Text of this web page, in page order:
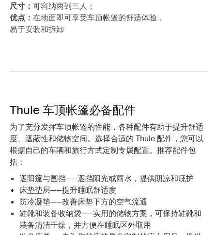
尺寸： 可容纳两到三人；
优点： 在地面即可享受车顶帐篷的舒适体验，
易于安装和拆卸
Thule 车顶帐篷必备配件
为了充分发挥车顶帐篷的性能，各种配件有助于提升舒适
度、遮蔽性和储物空间。选择合适的 Thule 配件，您可以
根据自己的车辆和旅行方式定制专属配置。推荐配件包
括：
遮阳篷与围挡——遮挡阳光或雨水，提供阴凉和庇护
床垫垫层——提升睡眠舒适度
防冷凝垫——改善床垫下方的空气流通
鞋靴和装备收纳袋——实用的储物方案，可保持鞋靴和
装备清洁干燥，并方便在睡眠区外取用